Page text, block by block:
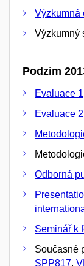
Výzkumná
Výzkumný
Podzim
Evaluace 1
Evaluace 2
Odborná
Seminář k
Současné
SPP817,